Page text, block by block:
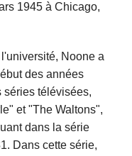
1945 à Chicago,
Noone a
des années
séries télévisées,
et "The Waltons",
dans la série
Dans cette série,